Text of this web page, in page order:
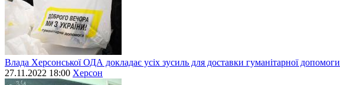
Влада Херсонської ОДА докладає усіх зусиль для доставки гуманітарної допомоги
27.11.2022 18:00 Херсон